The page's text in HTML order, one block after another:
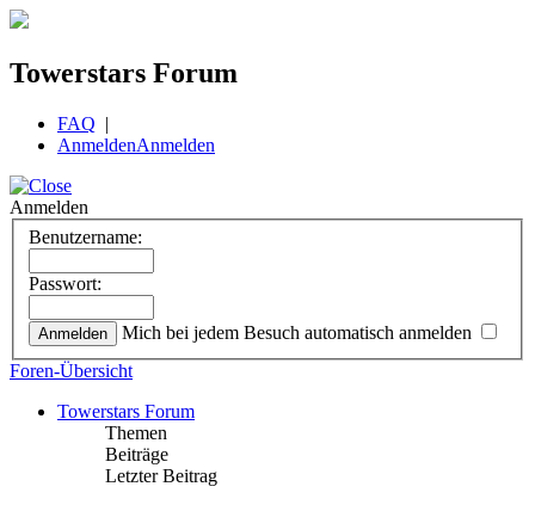
Towerstars Forum
FAQ |
AnmeldenAnmelden
Anmelden
Benutzername:
Passwort:
Mich bei jedem Besuch automatisch anmelden
Foren-Übersicht
Towerstars Forum
Themen
Beiträge
Letzter Beitrag